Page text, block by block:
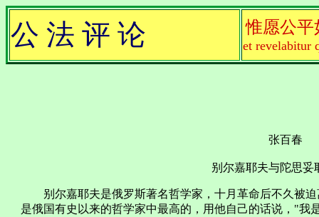
公 法 评 论 惟愿公平
et revelabitur
张百春
别尔嘉耶夫与陀思妥
别尔嘉耶夫是俄罗斯著名哲学家，十月革命后不久被迫
是俄国有史以来的哲学家中最高的，用他自己的话说，"我